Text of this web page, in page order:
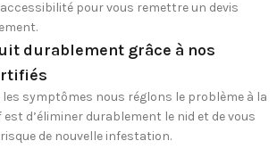
pour vous remettre un devis
durablement grâce à nos
symptômes nous réglons le problème à la
d’éliminer durablement le nid et de vous
de nouvelle infestation.